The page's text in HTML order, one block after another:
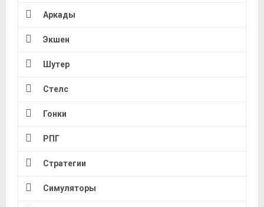
Аркады
Экшен
Шутер
Стелс
Гонки
РПГ
Стратегии
Симуляторы